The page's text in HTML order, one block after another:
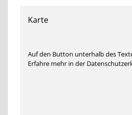
Karte
Auf den Button unterhalb des
Erfahre mehr in der